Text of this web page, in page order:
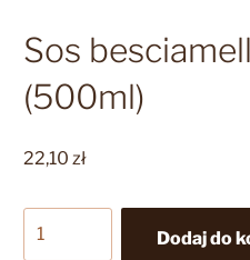
Sos
(500ml)
22,10 zł
Sos
Dodaj do